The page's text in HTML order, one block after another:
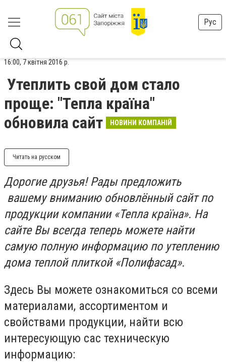
Рус
16:00, 7 квітня 2016 р.
Утеплить свой дом стало
проще: "Тепла країна"
обновила сайт
НОВИНИ КОМПАНІЙ
Читать на русском
Дорогие друзья! Рады предложить
вашему вниманию обновлённый сайт по
продукции компании «Тепла країна». На
сайте Вы всегда теперь можете найти
самую полную информацию по утеплению
дома теплой плиткой «Полифасад».
Здесь Вы можете ознакомиться со всеми
материалами, ассортиментом и
свойствами продукции, найти всю
интересующую сас техническую
информацию: